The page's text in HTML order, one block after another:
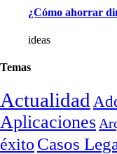
¿Cómo ahorrar
ideas
Temas
Actualidad
Aplicaciones
éxito Casos